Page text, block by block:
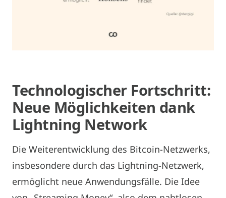
Technologischer Fortschritt:
Neue Möglichkeiten dank
Lightning Network
Die Weiterentwicklung des Bitcoin-Netzwerks,
insbesondere durch das Lightning-Netzwerk,
ermöglicht neue Anwendungsfälle. Die Idee